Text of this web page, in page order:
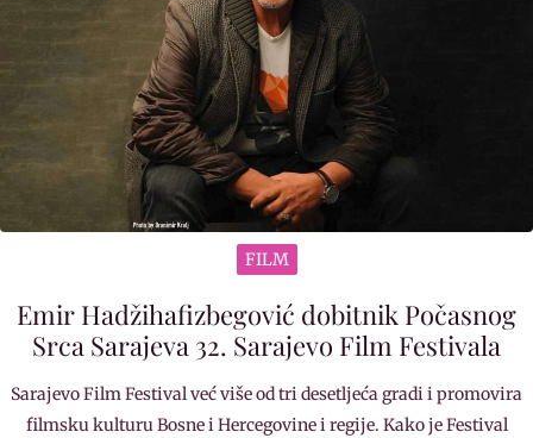
FILM
Emir Hadžihafizbegović dobitnik Počasnog
Srca Sarajeva 32. Sarajevo Film Festivala
Sarajevo Film Festival već više od tri desetljeća gradi i promovira
filmsku kulturu Bosne i Hercegovine i regije. Kako je Festival